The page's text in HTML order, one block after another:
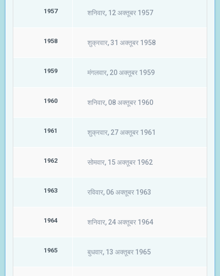
1957 शनिवार, 12 अक्तूबर 1957
1958 शुक्रवार, 31 अक्तूबर 1958
1959 मंगलवार, 20 अक्तूबर 1959
1960 शनिवार, 08 अक्तूबर 1960
1961 शुक्रवार, 27 अक्तूबर 1961
1962 सोमवार, 15 अक्तूबर 1962
1963 रविवार, 06 अक्तूबर 1963
1964 शनिवार, 24 अक्तूबर 1964
1965 बुधवार, 13 अक्तूबर 1965